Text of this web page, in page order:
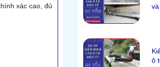
xác cao, đủ
ô